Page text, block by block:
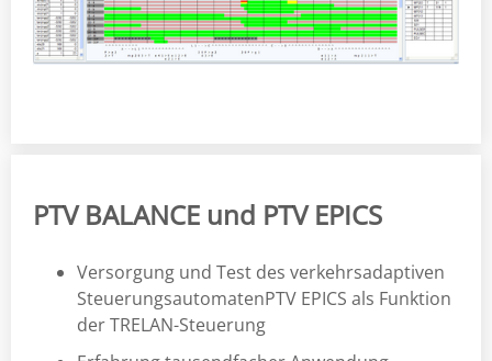
PTV BALANCE und PTV EPICS
Versorgung und Test des verkehrsadaptiven
SteuerungsautomatenPTV EPICS als Funktion
der TRELAN-Steuerung